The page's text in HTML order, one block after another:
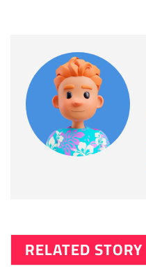
RELATED STORY